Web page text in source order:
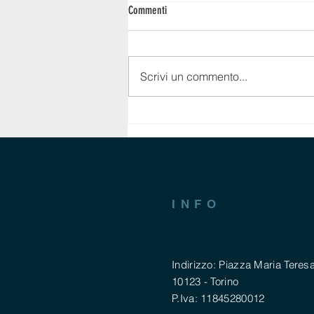
conosce crisi
Commenti
Scrivi un commento...
INFO
Indirizzo: Piazza Maria
10123 - Torino
P.Iva: 11845280012